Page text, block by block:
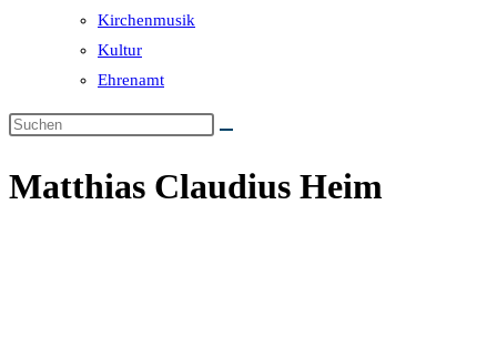
Kirchenmusik
Kultur
Ehrenamt
Matthias Claudius Heim